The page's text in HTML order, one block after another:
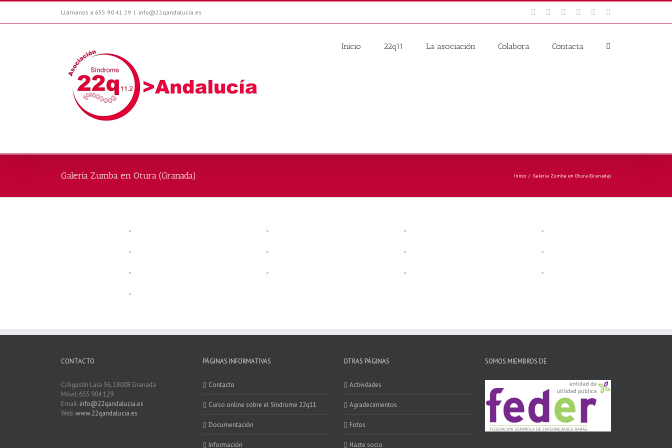
Llámanos a 655 90 41 29 | info@22qandalucia.es Facebook
TwitterYoutubeBloggerEmail
Inicio 22q11 La asociación Colabora Contacta
Galería Zumba en Otura (Granada) Inicio / Galería Zumba en Otura (Granada)
CONTACTO
C/Agustín Lara 36, 18008 Granada
Móvil: 655 904 129
Email: info@22qandalucia.es
Web:www.22qandalucia.es
PÁGINAS INFORMATIVAS
Contacto
Curso online sobre el Síndrome 22q11
Documentación
Información
OTRAS PÁGINAS
Actividades
Agradecimientos
Fotos
Hazte socio
SOMOS MIEMBROS DE